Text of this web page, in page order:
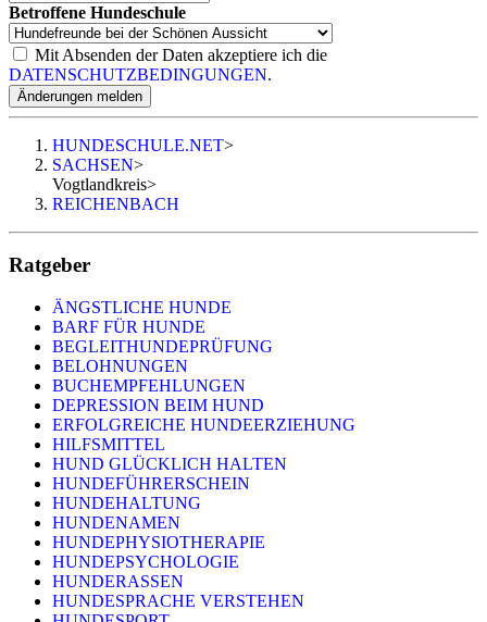
Betroffene Hundeschule
Mit Absenden der Daten akzeptiere ich die
DATENSCHUTZBEDINGUNGEN.
Änderungen melden
HUNDESCHULE.NET>
SACHSEN>
Vogtlandkreis>
REICHENBACH
Ratgeber
ÄNGSTLICHE HUNDE
BARF FÜR HUNDE
BEGLEITHUNDEPRÜFUNG
BELOHNUNGEN
BUCHEMPFEHLUNGEN
DEPRESSION BEIM HUND
ERFOLGREICHE HUNDEERZIEHUNG
HILFSMITTEL
HUND GLÜCKLICH HALTEN
HUNDEFÜHRERSCHEIN
HUNDEHALTUNG
HUNDENAMEN
HUNDEPHYSIOTHERAPIE
HUNDEPSYCHOLOGIE
HUNDERASSEN
HUNDESPRACHE VERSTEHEN